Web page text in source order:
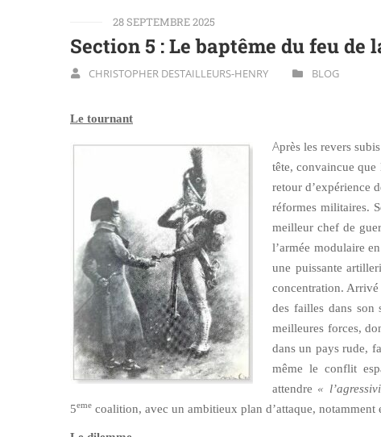
28 SEPTEMBRE 2025
Section 5 : Le baptême du feu de
CHRISTOPHER DESTAILLEURS-HENRY BLOG
Le tournant
Après les revers
tête, convaincue
retour d’expérience
réformes militaires.
meilleur chef de
l’armée modulaire
une puissante
concentration.
des failles dans son
meilleures forces,
dans un pays rude,
même le conflit
attendre «
5eme coalition, avec un ambitieux plan d’attaque, notamment